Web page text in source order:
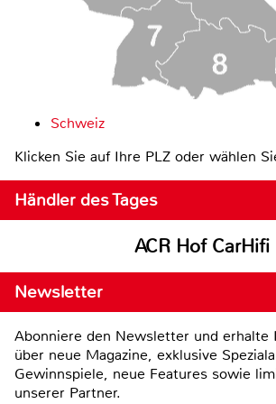
Schweiz
Klicken Sie auf Ihre PLZ oder wählen
Händler des Tages
ACR Hof CarHifi
Newsletter
Abonniere den Newsletter und erhalte
über neue Magazine, exklusive
Gewinnspiele, neue Features sowie
unserer Partner.